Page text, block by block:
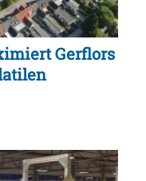
Gerflors